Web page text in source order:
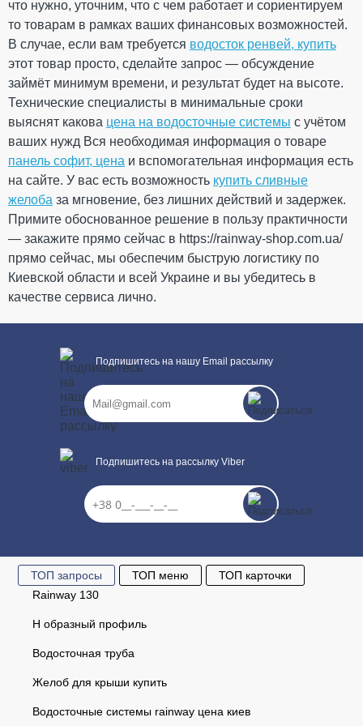
ПРОДОЛЖИТЬ ПОКУПКИ
Труба водосточная 100 мм
L=3 м (RAINWAY 130) белая
На складе
585.76
грн
-15% Скидка 87.86
грн
497.90 грн
КУПИТЬ
что нужно, уточним, что с чем работает и сориентируем
то товарам в рамках ваших финансовых возможностей.
В случае, если вам требуется водосток ренвей, купить
этот товар просто, сделайте запрос — обсуждение
займёт минимум времени, и результат будет на высоте.
Технические специалисты в минимальные сроки
выяснят какова цена на водосточные системы с учётом
ваших нужд Вся необходимая информация о товаре
панель софит, цена и вспомогательная информация есть
на сайте. У вас есть возможность купить сливные
желоба за мгновение, без лишних действий и задержек.
Примите обоснованное решение в пользу практичности
— закажите прямо сейчас в https://rainway-shop.com.ua/
прямо сейчас, мы обеспечим быструю логистику по
Киевской области и всей Украине и вы убедитесь в
качестве сервиса лично.
Подпишитесь на нашу Email рассылку
Подпишитесь на рассылку Viber
ТОП запросы ТОП меню
ТОП карточки
Rainway 130
Н образный профиль
Водосточная труба
Желоб для крыши купить
Водосточные системы rainway цена киев